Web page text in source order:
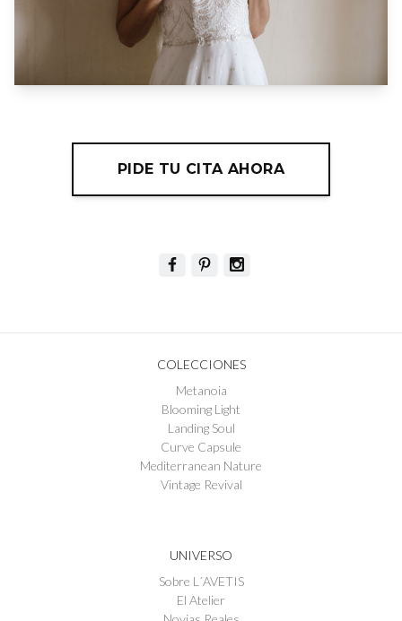
PIDE TU CITA AHORA
COLECCIONES
Metanoia
Blooming Light
Landing Soul
Curve Capsule
Mediterranean Nature
Vintage Revival
UNIVERSO
Sobre L´AVETIS
El Atelier